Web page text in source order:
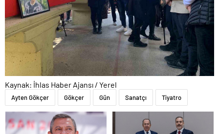
Kaynak: İhlas Haber Ajansı / Yerel
Ayten Gökçer Gökçer Gün Sanatçı Tiyatro